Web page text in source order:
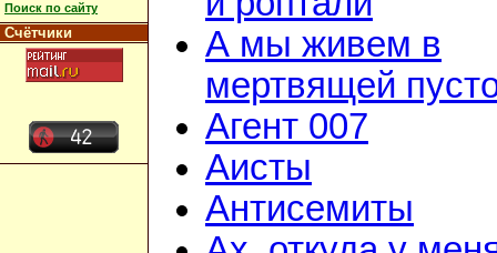
Поиск по сайту
Счётчики
А мы живем в
мертвящей
Агент 007
Аисты
Антисемиты